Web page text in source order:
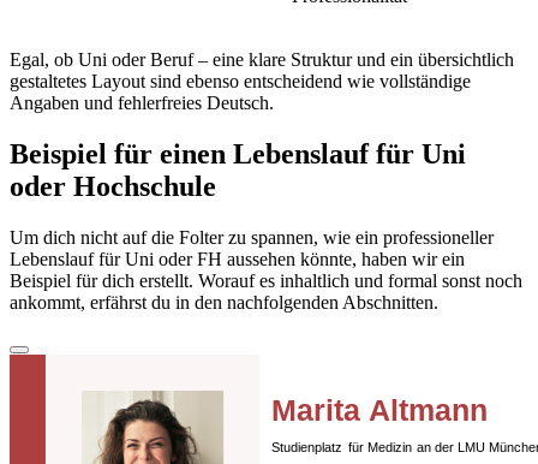
Egal, ob Uni oder Beruf – eine klare Struktur und ein übersichtlich
gestaltetes Layout sind ebenso entscheidend wie vollständige
Angaben und fehlerfreies Deutsch.
Beispiel für einen Lebenslauf für Uni
oder Hochschule
Um dich nicht auf die Folter zu spannen, wie ein professioneller
Lebenslauf für Uni oder FH aussehen könnte, haben wir ein
Beispiel für dich erstellt. Worauf es inhaltlich und formal sonst noch
ankommt, erfährst du in den nachfolgenden Abschnitten.